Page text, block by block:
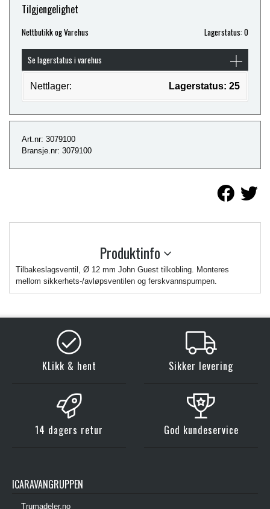
Tilgjengelighet
Nettbutikk og Varehus Lagerstatus: 0
Se lagerstatus i varehus
Nettlager: Lagerstatus: 25
Art.nr: 3079100
Bransje.nr: 3079100
Produktinfo
Tilbakeslagsventil, Ø 12 mm John Guest tilkobling. Monteres
mellom sikkerhets-/avløpsventilen og ferskvannspumpen.
KLikk & hent Sikker levering
14 dagers retur God kundeservice
ICARAVANGRUPPEN
Trumadeler.no